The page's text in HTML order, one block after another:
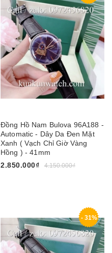
Đồng Hồ Nam Bulova 96A188 -
Automatic - Dây Da Đen Mặt
Xanh ( Vạch Chỉ Giờ Vàng
Hồng ) - 41mm
2.850.000₫
4.150.000₫
- 31%